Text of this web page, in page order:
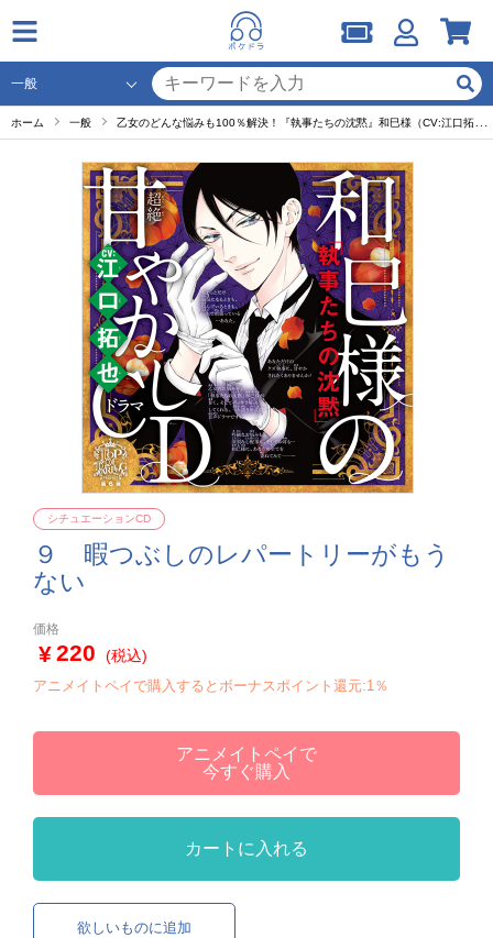
ホーム 一般 乙女のどんな悩みも100％解決！『執事たちの沈黙』和巳様（CV:江口拓也）の超絶甘やかしドラマCD セット
９ 暇つぶしのレパートリーがもう
ない
シチュエーションCD
価格
220 (税込)
アニメイトペイで購入するとボーナスポイント還元:1％
アニメイトペイで
今すぐ購入
カートに入れる
欲しいものに追加